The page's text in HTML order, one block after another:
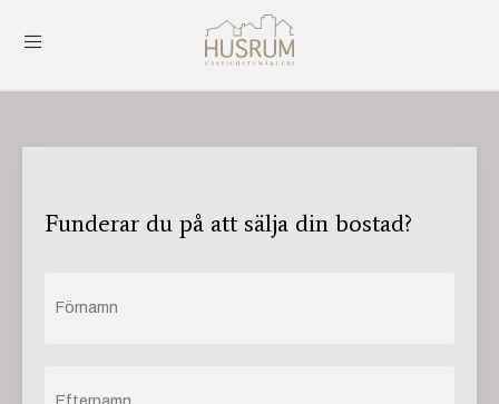
Funderar du på att sälja din bostad?